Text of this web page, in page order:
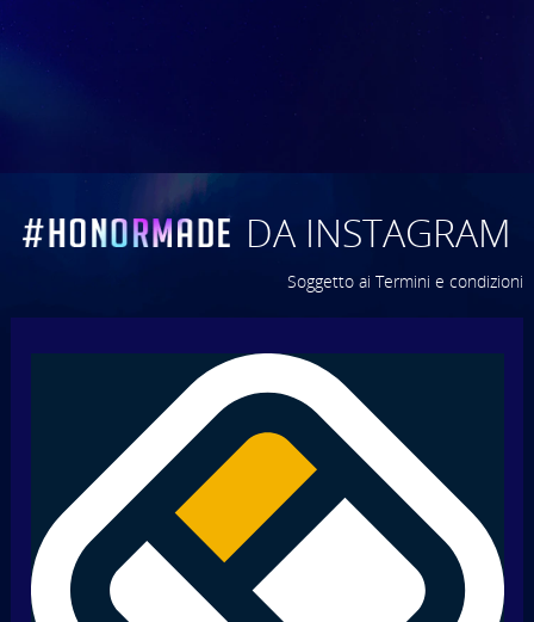
DA INSTAGRAM
Soggetto ai Termini e condizioni